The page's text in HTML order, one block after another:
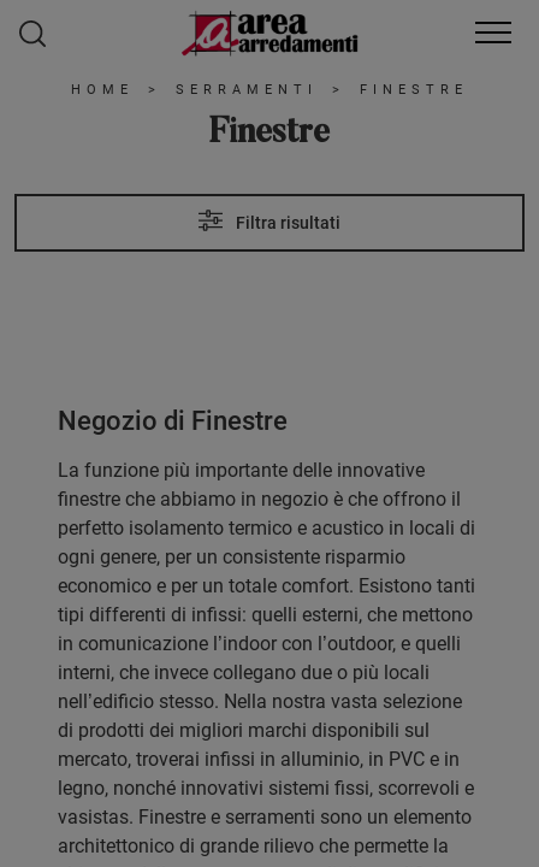
HOME > SERRAMENTI > FINESTRE
Finestre
Filtra risultati
Negozio di Finestre
La funzione più importante delle innovative
finestre che abbiamo in negozio è che offrono il
perfetto isolamento termico e acustico in locali di
ogni genere, per un consistente risparmio
economico e per un totale comfort. Esistono tanti
tipi differenti di infissi: quelli esterni, che mettono
in comunicazione l’indoor con l’outdoor, e quelli
interni, che invece collegano due o più locali
nell’edificio stesso. Nella nostra vasta selezione
di prodotti dei migliori marchi disponibili sul
mercato, troverai infissi in alluminio, in PVC e in
legno, nonché innovativi sistemi fissi, scorrevoli e
vasistas. Finestre e serramenti sono un elemento
architettonico di grande rilievo che permette la